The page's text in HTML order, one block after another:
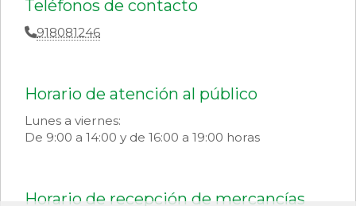
Teléfonos de contacto
918081246
Horario de atención al público
Lunes a viernes:
De 9:00 a 14:00 y de 16:00 a 19:00 horas
Horario de recepción de mercancías